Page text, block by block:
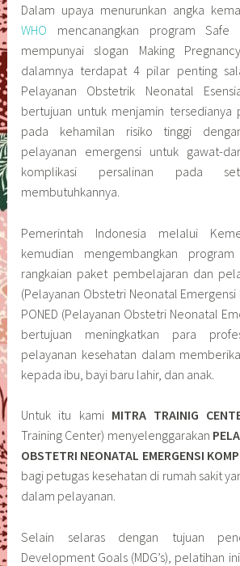
Dalam upaya menurunkan angka
WHO mencanangkan program Safe
mempunyai slogan Making
dalamnya terdapat 4 pilar penting
Pelayanan Obstetrik Neonatal
bertujuan untuk menjamin tersedianya
pada kehamilan risiko tinggi
pelayanan emergensi untuk gawat-
komplikasi persalinan pada
membutuhkannya.
Pemerintah Indonesia melalui
kemudian mengembangkan
rangkaian paket pembelajaran dan
(Pelayanan Obstetri Neonatal
PONED (Pelayanan Obstetri Neonatal
bertujuan meningkatkan para
pelayanan kesehatan dalam
kepada ibu, bayi baru lahir, dan anak.
Untuk itu kami MITRA TRAINIG
Training Center) menyelenggarakan
OBSTETRI NEONATAL EMERGENSI
bagi petugas kesehatan di rumah sakit
dalam pelayanan.
Selain selaras dengan tujuan
Development Goals (MDG’s), pelatihan